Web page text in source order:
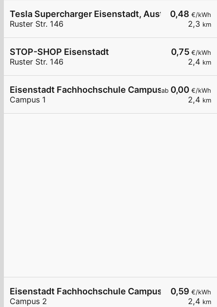
0,48 €/kWh
2,3 km
Tesla Supercharger Eisenstadt, Austria
Ruster Str. 146
0,75 €/kWh
2,4 km
STOP-SHOP Eisenstadt
Ruster Str. 146
ab 0,00 €/kWh
2,4 km
Eisenstadt Fachhochschule Campus 1
Campus 1
0,59 €/kWh
2,4 km
Eisenstadt Fachhochschule Campus2
Campus 2